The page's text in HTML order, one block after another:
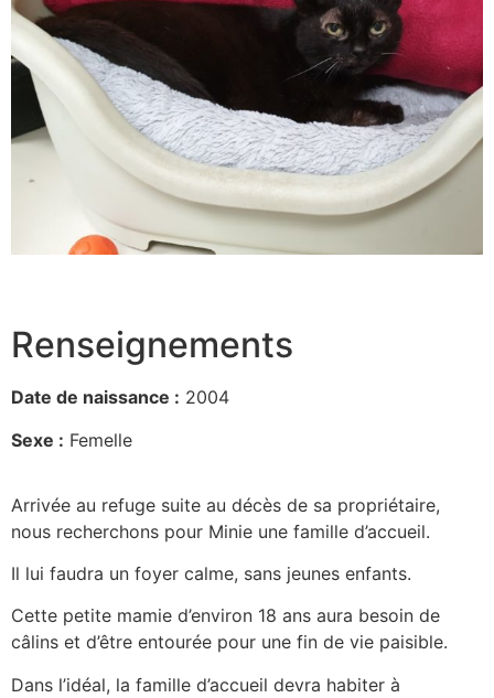
Renseignements
Date de naissance : 2004
Sexe : Femelle
Arrivée au refuge suite au décès de sa propriétaire,
nous recherchons pour Minie une famille d’accueil.
Il lui faudra un foyer calme, sans jeunes enfants.
Cette petite mamie d’environ 18 ans aura besoin de
câlins et d’être entourée pour une fin de vie paisible.
Dans l’idéal, la famille d’accueil devra habiter à